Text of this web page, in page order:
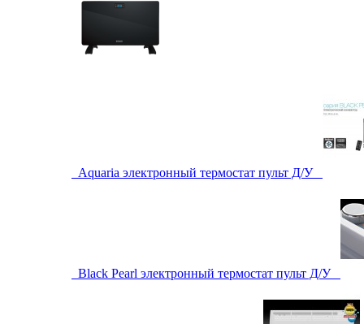
Aquaria электронный термостат пульт Д/У
Black Pearl электронный термостат пульт Д/У